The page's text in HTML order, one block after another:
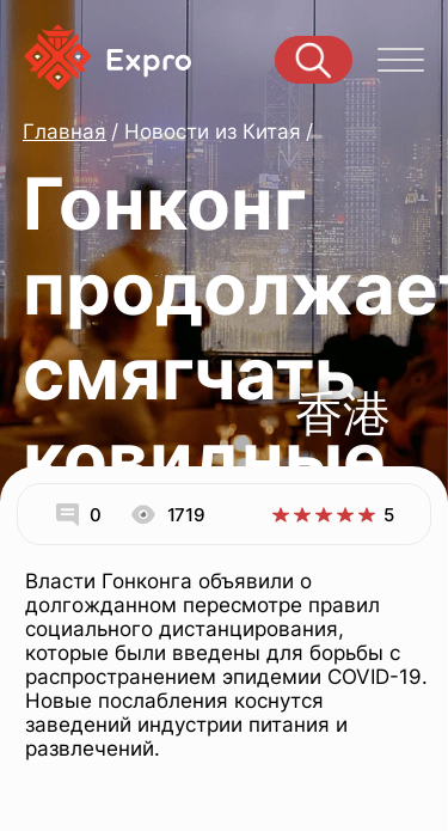
香港
Главная Новости из Китая
Гонконг
продолжает
смягчать
ковидные
ограничения
0 1719 5
Власти Гонконга объявили о
долгожданном пересмотре правил
социального дистанцирования,
которые были введены для борьбы с
распространением эпидемии COVID-19.
Новые послабления коснутся
заведений индустрии питания и
развлечений.